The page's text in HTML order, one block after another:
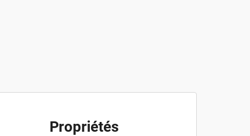
Propriétés